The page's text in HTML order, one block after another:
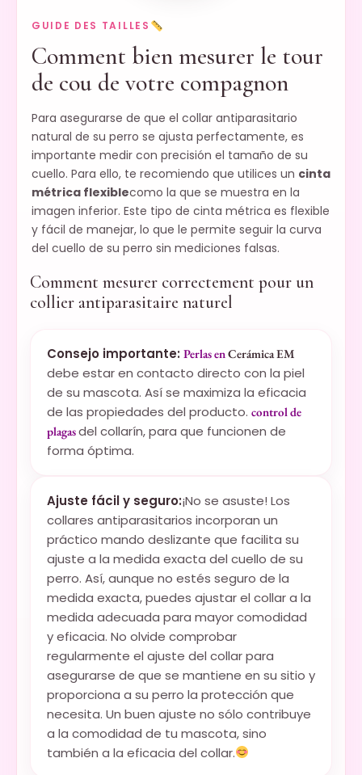
GUIDE DES TAILLES
Comment bien mesurer le tour
de cou de votre compagnon
Para asegurarse de que el collar antiparasitario
natural de su perro se ajusta perfectamente, es
importante medir con precisión el tamaño de su
cuello. Para ello, te recomiendo que utilices un cinta
métrica flexiblecomo la que se muestra en la
imagen inferior. Este tipo de cinta métrica es flexible
y fácil de manejar, lo que le permite seguir la curva
del cuello de su perro sin mediciones falsas.
Comment mesurer correctement pour un
collier antiparasitaire naturel
Consejo importante: Perlas enCerámica EM
debe estar en contacto directo con la piel
de su mascota. Así se maximiza la eficacia
de las propiedades del producto. control de
plagasdel collarín, para que funcionen de
forma óptima.
Ajuste fácil y seguro:¡No se asuste! Los
collares antiparasitarios incorporan un
práctico mando deslizante que facilita su
ajuste a la medida exacta del cuello de su
perro. Así, aunque no estés seguro de la
medida exacta, puedes ajustar el collar a la
medida adecuada para mayor comodidad
y eficacia. No olvide comprobar
regularmente el ajuste del collar para
asegurarse de que se mantiene en su sitio y
proporciona a su perro la protección que
necesita. Un buen ajuste no sólo contribuye
a la comodidad de tu mascota, sino
también a la eficacia del collar.